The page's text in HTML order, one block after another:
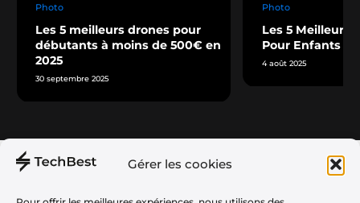
Gérer les cookies
Photo
Les 5 meilleurs drones pour
débutants à moins de 500€ en
2025
30 septembre 2025
Photo
Les 5 Meilleurs
Pour Enfants
4 août 2025
Téléphonie
Audio